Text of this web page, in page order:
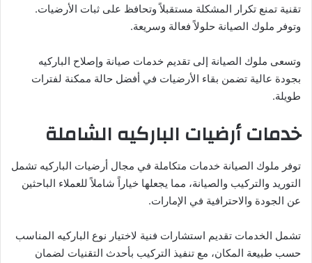
تقنية تمنع تكرار المشكلة مستقبلاً وتحافظ على ثبات الأرضيات.
وتوفر ملوك الصيانة حلولاً فعالة وسريعة.
وتسعى ملوك الصيانة إلى تقديم خدمات صيانة وإصلاح الباركيه
بجودة عالية تضمن بقاء الأرضيات في أفضل حالة ممكنة لفترات
طويلة.
خدمات أرضيات الباركيه الشاملة
توفر ملوك الصيانة خدمات متكاملة في مجال أرضيات الباركيه تشمل
التوريد والتركيب والصيانة، مما يجعلها خياراً شاملاً للعملاء الباحثين
عن الجودة والاحترافية في الإمارات.
تشمل الخدمات تقديم استشارات فنية لاختيار نوع الباركيه المناسب
حسب طبيعة المكان، مع تنفيذ التركيب بأحدث التقنيات لضمان